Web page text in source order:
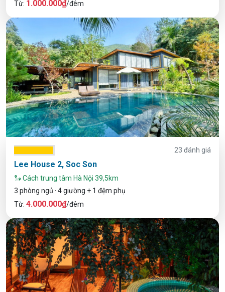
Từ: 1.000.000₫/đêm
23 đánh giá
Lee House 2, Soc Son
Cách trung tâm Hà Nội 39,5km
3 phòng ngủ · 4 giường + 1 đệm phụ
Từ: 4.000.000₫/đêm